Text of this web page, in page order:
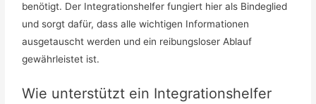
benötigt. Der Integrationshelfer fungiert hier als Bindeglied
und sorgt dafür, dass alle wichtigen Informationen
ausgetauscht werden und ein reibungsloser Ablauf
gewährleistet ist.
Wie unterstützt ein Integrationshelfer